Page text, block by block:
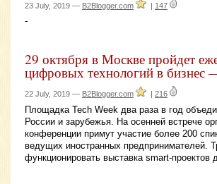
23 July, 2019 — B2Blogger.com | 147
-
29 октября в Москве пройдет
цифровых технологий в бизнес
22 July, 2019 — B2Blogger.com | 216
Площадка Tech Week два раза в год
России и зарубежья. На осенней встрече
конференции примут участие более 200
ведущих иностранных предпринимателей.
функционировать выставка smart-проектов